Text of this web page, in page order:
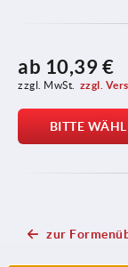
ab 10,39 €
zzgl. MwSt. zzgl.
BITTE
zur